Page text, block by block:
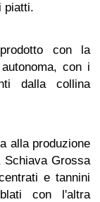
piatti.
con la
con i
dalla collina
alla produzione
Grossa
e tannini
con l'altra